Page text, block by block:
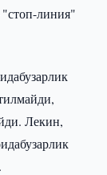
линия"
Лекин,